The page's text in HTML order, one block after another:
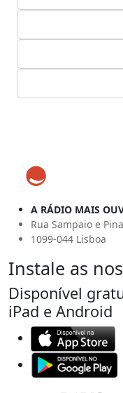
A RÁDIO MAIS
Rua Sampaio e
1099-044 Lisboa
Instale as
Disponível
iPad e Android